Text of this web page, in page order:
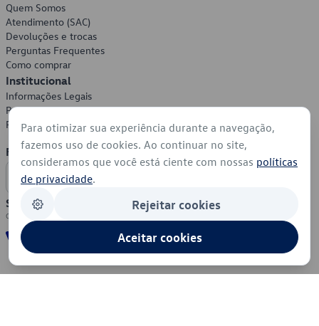
Quem Somos
Atendimento (SAC)
Devoluções e trocas
Perguntas Frequentes
Como comprar
Institucional
Informações Legais
Política de Privacidade
Política de Cookies
Formas de Pagamento
Segurança
Para otimizar sua experiência durante a navegação,
fazemos uso de cookies. Ao continuar no site,
consideramos que você está ciente com nossas políticas
de privacidade.
Rejeitar cookies
Aceitar cookies